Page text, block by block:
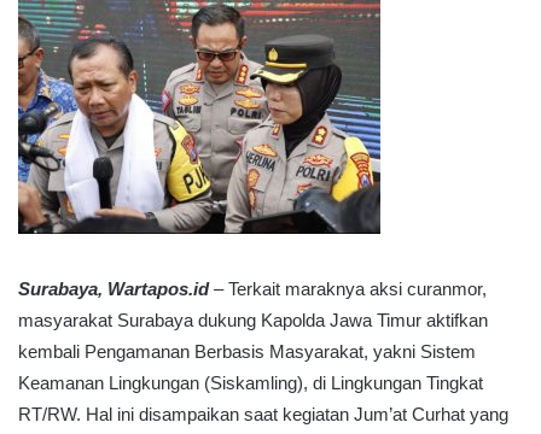
Surabaya, Wartapos.id– Terkait maraknya aksi curanmor,
masyarakat Surabaya dukung Kapolda Jawa Timur aktifkan
kembali Pengamanan Berbasis Masyarakat, yakni Sistem
Keamanan Lingkungan (Siskamling), di Lingkungan Tingkat
RT/RW. Hal ini disampaikan saat kegiatan Jum’at Curhat yang